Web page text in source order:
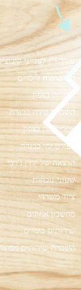
עורך דין לענייני
חוג mma לילדים
רייזרים בצפון
השכרת סירה בכנרת
אטרקציות בצפון
ספורט ימי בכנרת
הרצאה של ירדן ג'רבי
שעוני נוכחות
ציוד משרדי
מחשבון אחוזים
שירותים כימיים
השכרת שירותים